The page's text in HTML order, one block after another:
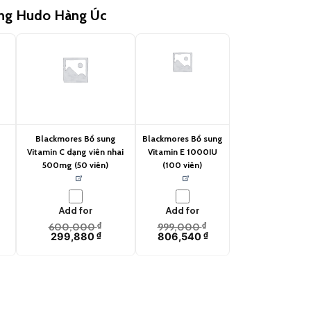
Hudo Hàng Úc
Blackmores Bổ sung
Vitamin C dạng viên nhai
500mg (50 viên)
Add for
600,000₫
299,880₫
Blackmores Bổ sung
Vitamin E 1000IU
(100 viên)
Add for
999,000₫
806,540₫